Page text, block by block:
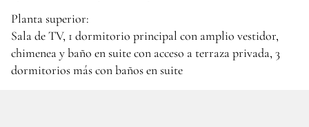
Planta superior:
Sala de TV, 1 dormitorio principal con amplio vestidor,
chimenea y baño en suite con acceso a terraza privada, 3
dormitorios más con baños en suite